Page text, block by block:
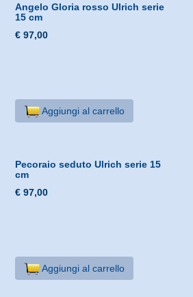
Angelo Gloria rosso Ulrich serie
15 cm
€ 97,00
Aggiungi al carrello
Pecoraio seduto Ulrich serie 15
cm
€ 97,00
Aggiungi al carrello